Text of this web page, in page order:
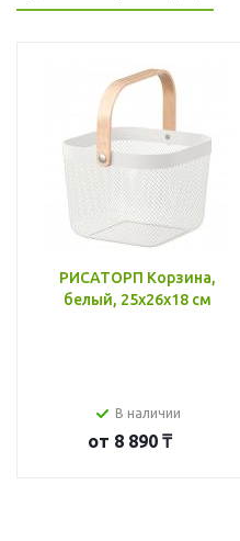
РИСАТОРП Корзина,
белый, 25x26x18 см
В наличии
от 8 890 ₸